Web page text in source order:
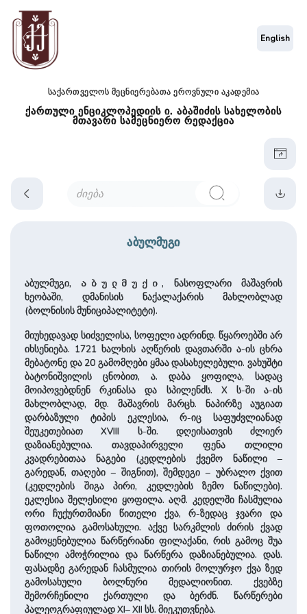
საქართველოს მეცნიერებათა ეროვნული აკადემია
ქართული ენციკლოპედიის ი. აბაშიძის სახელობის
მთავარი სამეცნიერო რედაქცია
English
აბულმუგი
აბულმუგი, აბულმუქი, ნასოფლარი მაშავრის
ხეობაში, დმანისის ნაქალაქარის მახლობლად
(ბოლნისის მუნიციპალიტეტი).
მიუხედავად სიძველისა, სოფელი ადრინდ. წყაროებში არ
იხსენიება. 1721 ხალხის აღწერის დავთარში ა-ის ცხრა
მებატონე და 20 გამომღები ყმაა დასახელებული. ვახუშტი
ბატონიშვილის ცნობით, ა. დაბა ყოფილა, სადაც
მოიპოვებდნენ რკინასა და სპილენძს. X ს-ში ა-ის
მახლობლად, მდ. მაშავრის მარცხ. ნაპირზე აუგიათ
დარბაზული ტიპის ეკლესია, რ-იც საფუძვლიანად
შეუკეთებიათ XVIII ს-ში. დღეისათვის ძლიერ
დაზიანებულია. თავდაპირველი ფენა თლილი
კვადრებითაა ნაგები (კედლების ქვემო ნაწილი –
გარედან, თაღები – შიგნით), შემდეგი – უბრალო ქვით
(კედლების შიგა პირი, კედლების ზემო ნაწილები).
ეკლესია შელესილი ყოფილა. აღმ. კედელში ჩასმულია
ორი ჩუქურთმიანი წითელი ქვა, რ-ზედაც ჯვარი და
ფოთოლია გამოსახული. აქვე სარკმლის ძირის ქვად
გამოყენებულია წარწერიანი ფილაქანი, რის გამოც შუა
ნაწილი ამოჭრილია და წარწერა დაზიანებულია. დას.
ფასადზე გარედან ჩასმულია თირის მოლურჯო ქვა ზედ
გამოსახული ბოლნური მედალიონით. ქვებზე
შემორჩენილი ქართული და ბერძნ. წარწერები
პალეოგრაფიულად XI– XII სს. მიეკუთვნება.